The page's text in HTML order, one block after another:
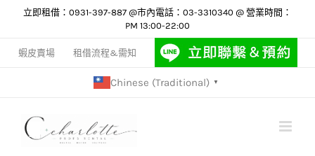
content
立即租借：0931-397-887 @市內電話：03-3310340 @ 營業時間：
PM 13:00-22:00
蝦皮賣場 租借流程&需知
Chinese (Traditional) ▼